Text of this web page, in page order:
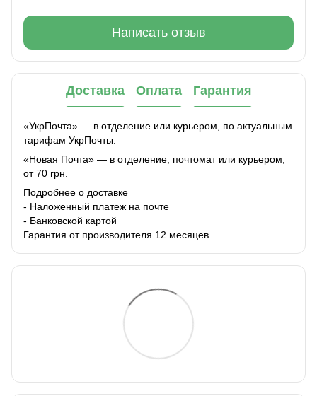
Написать отзыв
Доставка Оплата Гарантия
«УкрПочта» — в отделение или курьером, по актуальным
тарифам УкрПочты.
«Новая Почта» — в отделение, почтомат или курьером,
от 70 грн.
Подробнее о доставке
- Наложенный платеж на почте
- Банковской картой
Гарантия от производителя 12 месяцев